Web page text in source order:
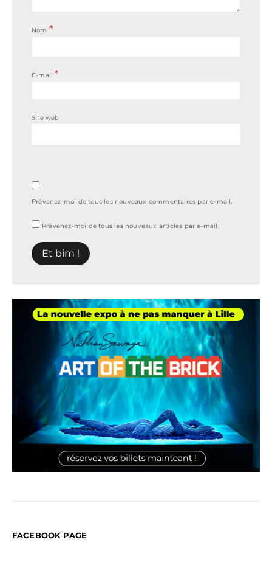
Nom *
E-mail*
Site web
Prévenez-moi de tous les nouveaux commentaires par e-mail.
Prévenez-moi de tous les nouveaux articles par e-mail.
FACEBOOK PAGE